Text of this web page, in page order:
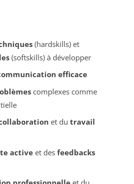
(hardskills) et
(softskills) à développer
efficace
complexes comme
et du travail
activeet des feedbacks